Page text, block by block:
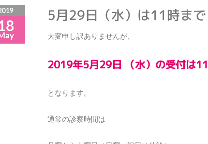
5月29日（水）は11時まで
大変申し訳ありませんが、
2019年5月29日 （水）の受付は
となります。
通常の診察時間は